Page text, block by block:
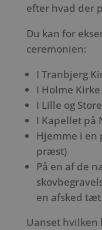
efter hvad der
Du kan for
ceremonien:
I Tranbjerg
I Holme Kirke
I Lille og
I Kapellet på
Hjemme i en
præst)
På en af de
en afsked
Uanset hvilken